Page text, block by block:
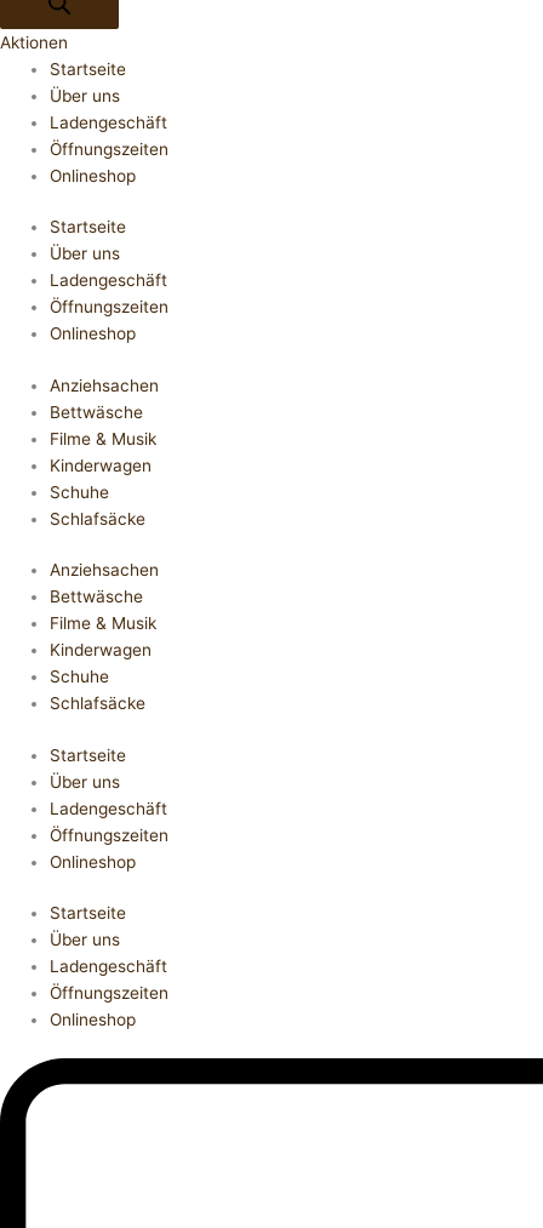
Aktionen
Startseite
Über uns
Ladengeschäft
Öffnungszeiten
Onlineshop
Startseite
Über uns
Ladengeschäft
Öffnungszeiten
Onlineshop
Anziehsachen
Bettwäsche
Filme & Musik
Kinderwagen
Schuhe
Schlafsäcke
Anziehsachen
Bettwäsche
Filme & Musik
Kinderwagen
Schuhe
Schlafsäcke
Startseite
Über uns
Ladengeschäft
Öffnungszeiten
Onlineshop
Startseite
Über uns
Ladengeschäft
Öffnungszeiten
Onlineshop